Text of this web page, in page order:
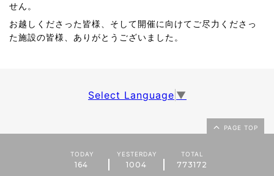
せん。
お越しくださった皆様、そして開催に向けてご尽力くださっ
た施設の皆様、ありがとうございました。
Select Language ▼
PAGE TOP
TODAY
164
YESTERDAY
1004
TOTAL
773172